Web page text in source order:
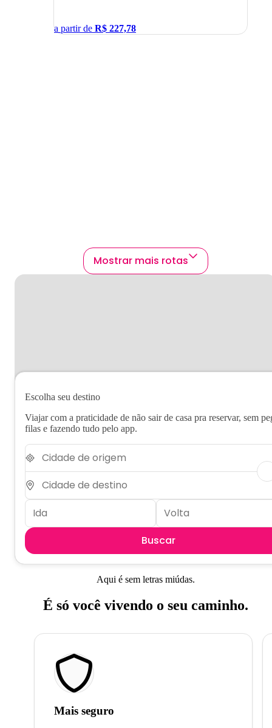
a partir de R$ 227,78
Mostrar mais rotas
Escolha seu destino
Viajar com a praticidade de não sair de casa pra reservar, sem
filas e fazendo tudo pelo app.
Buscar
Aqui é sem letras miúdas.
É só você vivendo o seu caminho.
Mais seguro